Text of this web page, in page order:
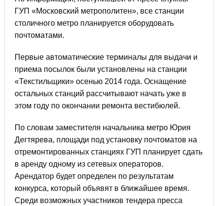
ГУП «Московский метрополитен», все станции
столичного метро планируется оборудовать
почтоматами.
Первые автоматические терминалы для выдачи и
приема посылок были установлены на станции
«Текстильщики» осенью 2014 года. Оснащение
остальных станций рассчитывают начать уже в
этом году по окончании ремонта вестибюлей.
По словам заместителя начальника метро Юрия
Дегтярева, площади под установку почтоматов на
отремонтированных станциях ГУП планирует сдать
в аренду одному из сетевых операторов.
Арендатор будет определен по результатам
конкурса, который объявят в ближайшее время.
Среди возможных участников тендера пресса